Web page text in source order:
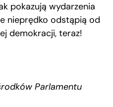
pokazują wydarzenia
nieprędko odstąpią od
demokracji, teraz!
Parlamentu